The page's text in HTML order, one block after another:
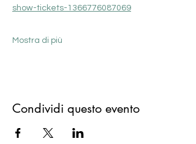
show-tickets-1366776087069
Mostra di più
Condividi questo evento